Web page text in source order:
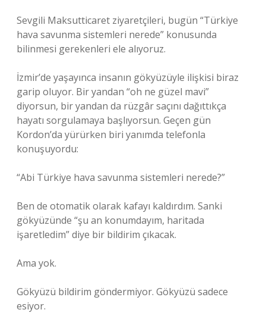
Sevgili Maksutticaret ziyaretçileri, bugün “Türkiye
hava savunma sistemleri nerede” konusunda
bilinmesi gerekenleri ele alıyoruz.
İzmir’de yaşayınca insanın gökyüzüyle ilişkisi biraz
garip oluyor. Bir yandan “oh ne güzel mavi”
diyorsun, bir yandan da rüzgâr saçını dağıttıkça
hayatı sorgulamaya başlıyorsun. Geçen gün
Kordon’da yürürken biri yanımda telefonla
konuşuyordu:
“Abi Türkiye hava savunma sistemleri nerede?”
Ben de otomatik olarak kafayı kaldırdım. Sanki
gökyüzünde “şu an konumdayım, haritada
işaretledim” diye bir bildirim çıkacak.
Ama yok.
Gökyüzü bildirim göndermiyor. Gökyüzü sadece
esiyor.